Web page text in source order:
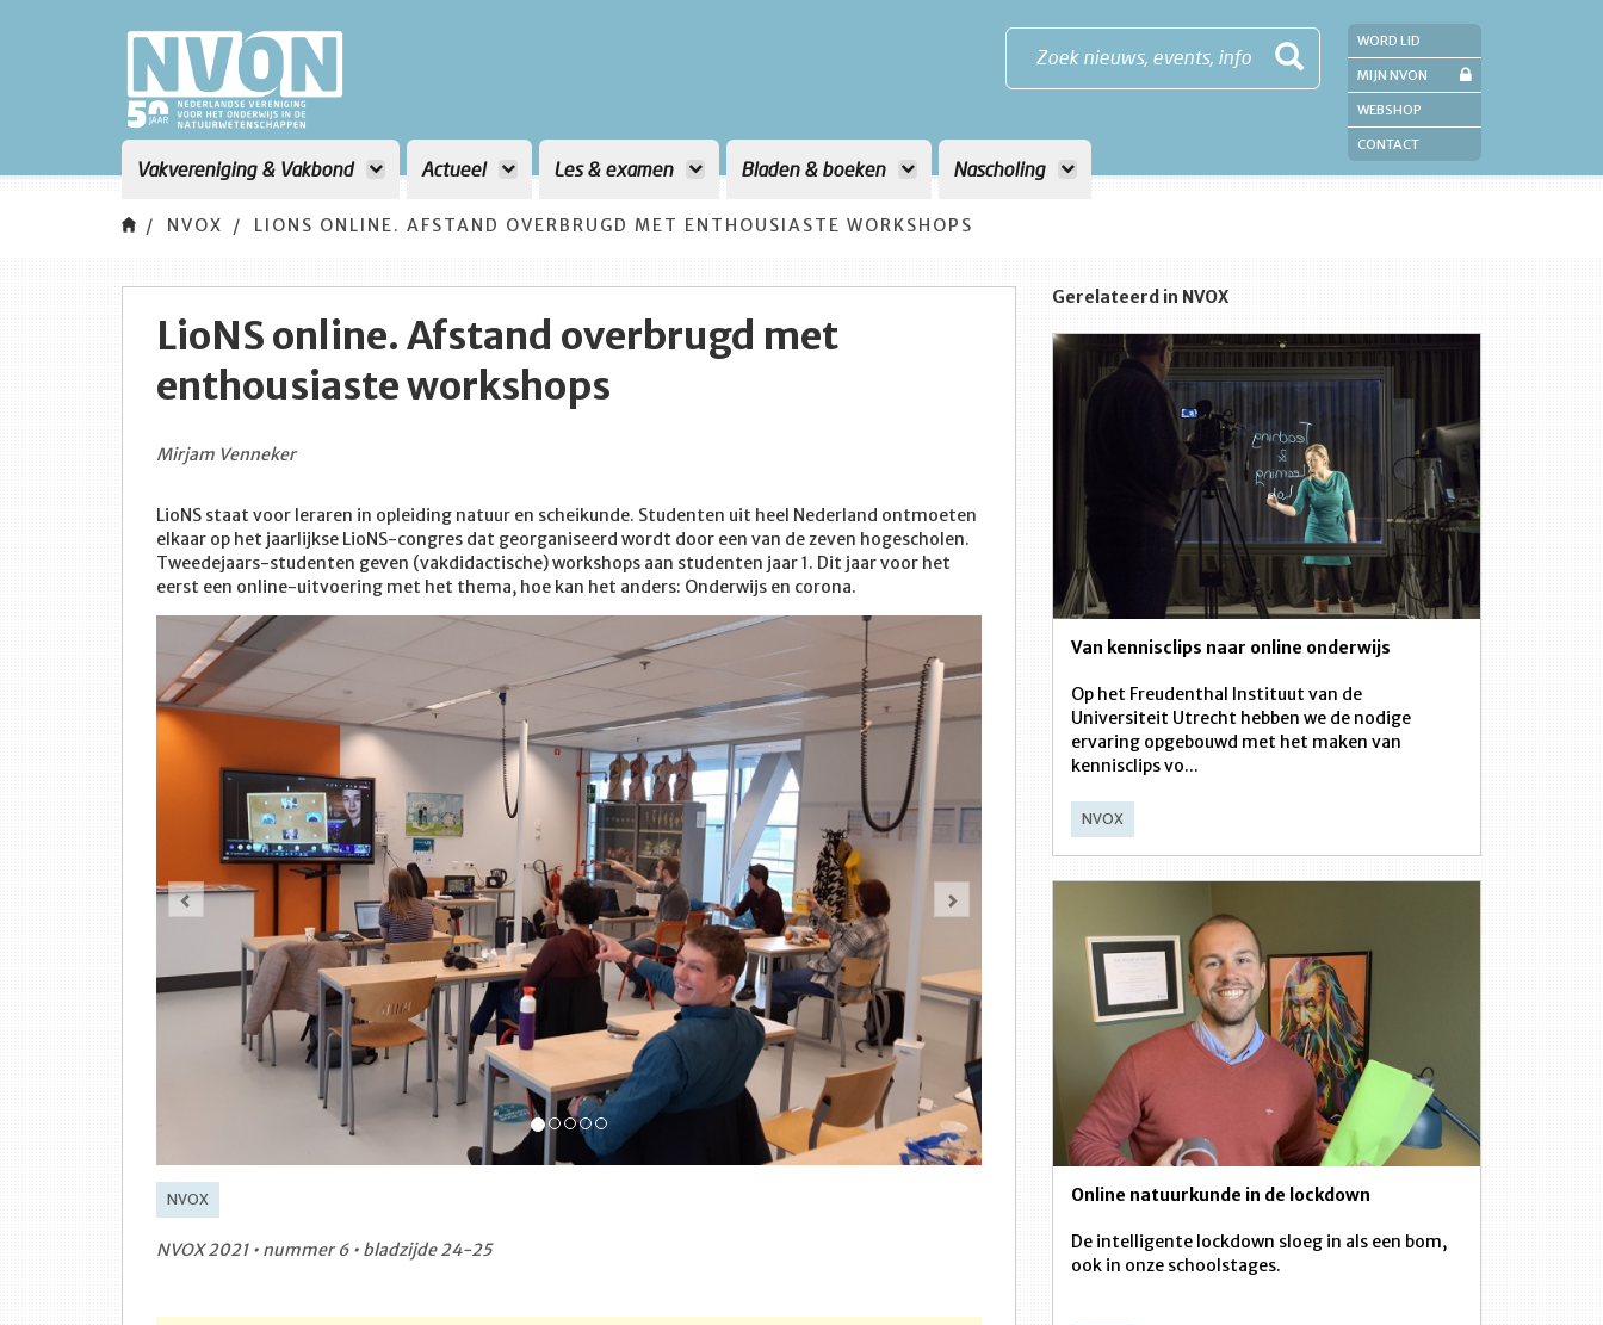
Zoek nieuws, events, info
Vakvereniging & Vakbond Actueel Les & examen Bladen & boeken Nascholing
WORD LID
MIJN NVON
WEBSHOP
CONTACT
NVOX LIONS ONLINE. AFSTAND OVERBRUGD MET ENTHOUSIASTE WORKSHOPS
LioNS online. Afstand overbrugd met
enthousiaste workshops
Mirjam Venneker
LioNS staat voor leraren in opleiding natuur en scheikunde. Studenten uit heel Nederland ontmoeten
elkaar op het jaarlijkse LioNS-congres dat georganiseerd wordt door een van de zeven hogescholen.
Tweedejaars-studenten geven (vakdidactische) workshops aan studenten jaar 1. Dit jaar voor het
eerst een online-uitvoering met het thema, hoe kan het anders: Onderwijs en corona.
Vorige Volgende
NVOX
NVOX 2021 • nummer 6 • bladzijde 24-25
Gerelateerd in NVOX
Van kennisclips naar online onderwijs
Op het Freudenthal Instituut van de
Universiteit Utrecht hebben we de nodige
ervaring opgebouwd met het maken van
kennisclips vo...
NVOX
Online natuurkunde in de lockdown
De intelligente lockdown sloeg in als een bom,
ook in onze schoolstages.